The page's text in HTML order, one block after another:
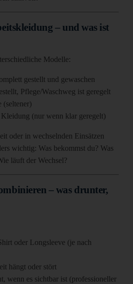
– und was ist
Modelle:
gestellt und gewaschen
Pflege/Waschweg ist geregelt
(seltener)
(nur wenn klar geregelt)
oder in wechselnden Einsätzen
wichtig: Was bekommst du? Was
läuft der Wechsel?
– was drunter,
oder Longsleeve (je nach
hängt oder stört
wenn es sichtbar ist (professioneller